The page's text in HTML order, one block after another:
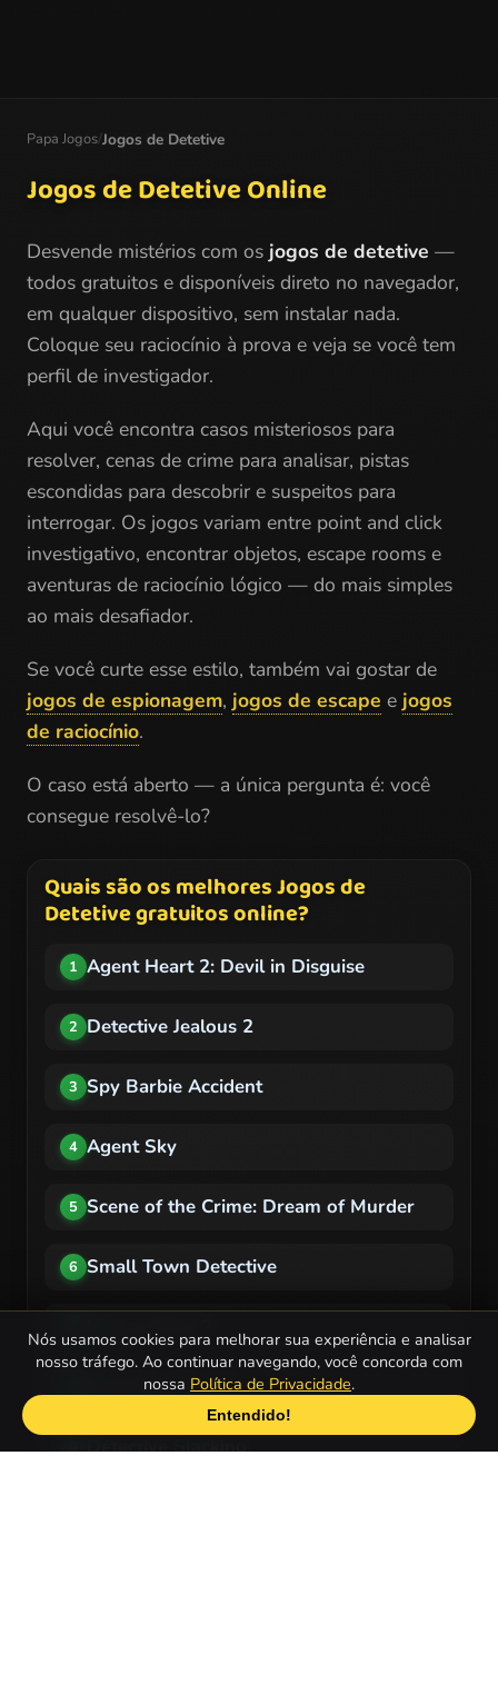
Papa Jogos/Jogos de Detetive
Jogos de Detetive Online
Desvende mistérios com os jogos de detetive —
todos gratuitos e disponíveis direto no navegador,
em qualquer dispositivo, sem instalar nada.
Coloque seu raciocínio à prova e veja se você tem
perfil de investigador.
Aqui você encontra casos misteriosos para
resolver, cenas de crime para analisar, pistas
escondidas para descobrir e suspeitos para
interrogar. Os jogos variam entre point and click
investigativo, encontrar objetos, escape rooms e
aventuras de raciocínio lógico — do mais simples
ao mais desafiador.
Se você curte esse estilo, também vai gostar de
jogos de espionagem, jogos de escape e jogos
de raciocínio.
O caso está aberto — a única pergunta é: você
consegue resolvê-lo?
Quais são os melhores Jogos de
Detetive gratuitos online?
1 Agent Heart 2: Devil in Disguise
2 Detective Jealous 2
3 Spy Barbie Accident
4 Agent Sky
5 Scene of the Crime: Dream of Murder
6 Small Town Detective
Vortex Point 2
Detective Conrad
Detective Slacking
Nós usamos cookies para melhorar sua experiência e analisar
nosso tráfego. Ao continuar navegando, você concorda com
nossa Política de Privacidade.
Entendido!